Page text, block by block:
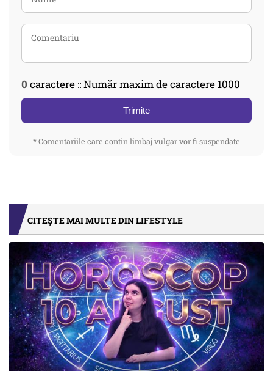
0 caractere :: Număr maxim de caractere 1000
Trimite
* Comentariile care contin limbaj vulgar vor fi suspendate
CITEȘTE MAI MULTE DIN LIFESTYLE